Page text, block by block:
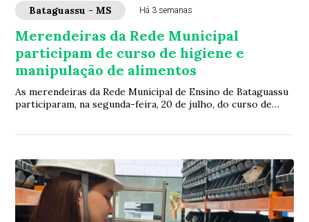
Bataguassu - MS Há 3 semanas
Merendeiras da Rede Municipal
participam de curso de higiene e
manipulação de alimentos
As merendeiras da Rede Municipal de Ensino de Bataguassu
participaram, na segunda-feira, 20 de julho, do curso de